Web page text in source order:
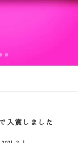
入賞しました